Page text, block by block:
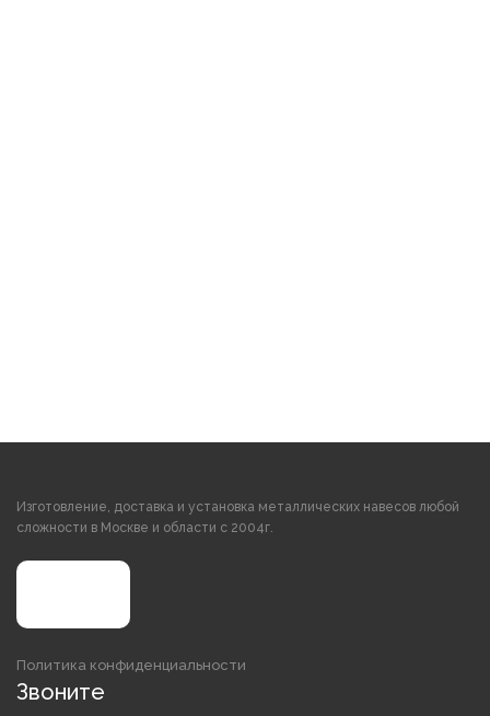
Изготовление, доставка и установка металлических навесов любой
сложности в Москве и области с 2004г.
Политика конфиденциальности
Звоните